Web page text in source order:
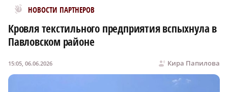
НОВОСТИ ПАРТНЕРОВ
Новости МирТесен
Кровля текстильного предприятия вспыхнула в
Павловском районе
Кира Папилова
15:05, 06.06.2026